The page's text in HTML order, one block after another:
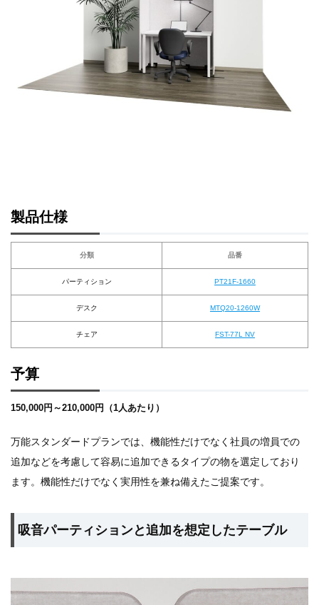
製品仕様
分類 品番
パーティション PT21F-1660
デスク MTQ20-1260W
チェア FST-77L NV
予算
150,000円～210,000円（1人あたり）
万能スタンダードプランでは、機能性だけでなく社員の増員での
追加などを考慮して容易に追加できるタイプの物を選定しており
ます。機能性だけでなく実用性を兼ね備えたご提案です。
吸音パーティションと追加を想定したテーブル